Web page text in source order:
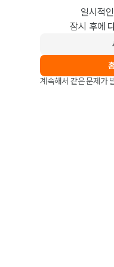
일시적
잠시 후에
계속해서 같은 문제가